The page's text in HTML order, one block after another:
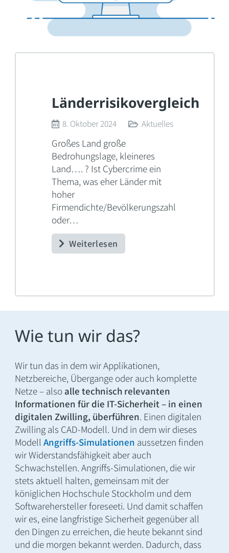
Länderrisikovergleich
8. Oktober 2024 Aktuelles
Großes Land große
Bedrohungslage, kleineres
Land…. ? Ist Cybercrime ein
Thema, was eher Länder mit
hoher
Firmendichte/Bevölkerungszahl
oder…
Weiterlesen
Wie tun wir das?
Wir tun das in dem wir Applikationen,
Netzbereiche, Übergange oder auch komplette
Netze – also alle technisch relevanten
Informationen für die IT-Sicherheit – in einen
digitalen Zwilling, überführen. Einen digitalen
Zwilling als CAD-Modell. Und in dem wir dieses
Modell Angriffs-Simulationen aussetzen finden
wir Widerstandsfähigkeit aber auch
Schwachstellen. Angriffs-Simulationen, die wir
stets aktuell halten, gemeinsam mit der
königlichen Hochschule Stockholm und dem
Softwarehersteller foreseeti. Und damit schaffen
wir es, eine langfristige Sicherheit gegenüber all
den Dingen zu erreichen, die heute bekannt sind
und die morgen bekannt werden. Dadurch, dass